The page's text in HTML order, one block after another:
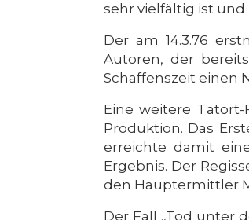
sehr vielfältig ist
Der am 14.3.76
Autoren, der
Schaffenszeit einen
Eine weitere
Produktion. Das
erreichte damit
Ergebnis. Der
den Hauptermittler
Der Fall „Tod unter